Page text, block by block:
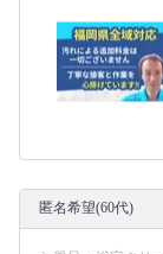
匿名希望(60代)